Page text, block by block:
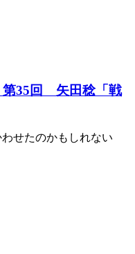
第35回 矢田稔「戦
せたのかもしれない